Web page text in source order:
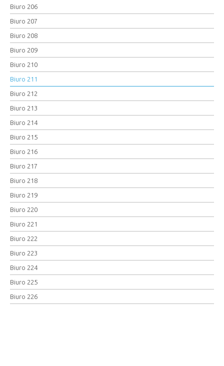
Biuro 206
Biuro 207
Biuro 208
Biuro 209
Biuro 210
Biuro 211
Biuro 212
Biuro 213
Biuro 214
Biuro 215
Biuro 216
Biuro 217
Biuro 218
Biuro 219
Biuro 220
Biuro 221
Biuro 222
Biuro 223
Biuro 224
Biuro 225
Biuro 226